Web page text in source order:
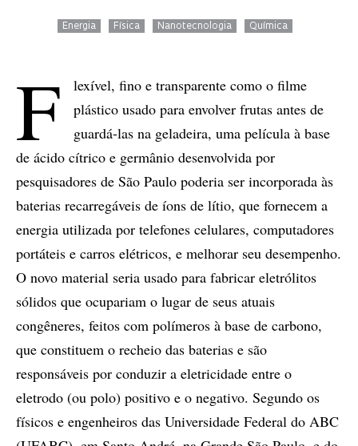
Energia Física Nanotecnologia Química
F
lexível, fino e transparente como o filme
plástico usado para envolver frutas antes de
guardá-las na geladeira, uma película à base
de ácido cítrico e germânio desenvolvida por
pesquisadores de São Paulo poderia ser incorporada às
baterias recarregáveis de íons de lítio, que fornecem a
energia utilizada por telefones celulares, computadores
portáteis e carros elétricos, e melhorar seu desempenho.
O novo material seria usado para fabricar eletrólitos
sólidos que ocupariam o lugar de seus atuais
congêneres, feitos com polímeros à base de carbono,
que constituem o recheio das baterias e são
responsáveis por conduzir a eletricidade entre o
eletrodo (ou polo) positivo e o negativo. Segundo os
físicos e engenheiros das Universidade Federal do ABC